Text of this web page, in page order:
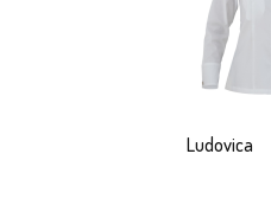
Ludovica